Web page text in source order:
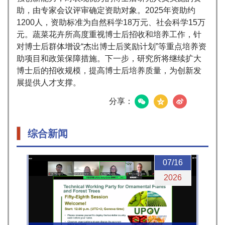
助，由专家会议评审确定资助对象。2025年资助约
1200人，资助标准为自然科学18万元、社会科学15万
元。蔬菜花卉所高度重视博士后招收和培养工作，针
对博士后群体增设“杰出博士后奖励计划”等重点培养资
助项目和政策保障措施。下一步，研究所将继续扩大
博士后的招收规模，提高博士后培养质量，为创新发
展提供人才支撑。
分享：
综合新闻
07/16
2026